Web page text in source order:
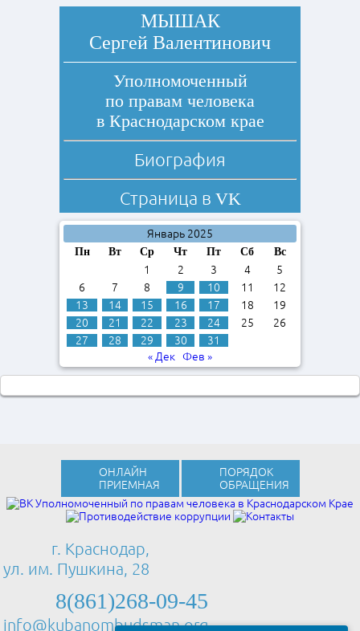
МЫШАК
Сергей Валентинович
Уполномоченный
по правам человека
в Краснодарском крае
Биография
Страница в VK
Январь 2025
Пн Вт Ср Чт Пт Сб Вс
1 2 3 4
5
6
7 8 9 10 11
12
13
14 15 16 17 18
19
20
21 22 23 24 25
26
27
28 29 30
31
« Дек
Фев »
ОНЛАЙН
ПРИЕМНАЯ
ПОРЯДОК
ОБРАЩЕНИЯ
г. Краснодар,
ул. им. Пушкина, 28
8(861)268-09-45
info@kubanombudsman.org